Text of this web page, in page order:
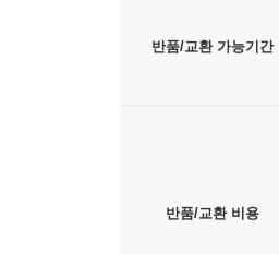
반품/교환 가능기간
반품/교환 비용